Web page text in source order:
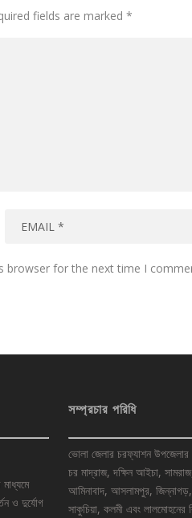
fields are marked *
browser for the next time I
ও দুর্যোগ
সম্প্রচার পরিধি
ভোলা জেলার চরফ্যাশন উপজেলার
চর মাদ্রাজ, দক্ষিন আইচা,
আমিনাবাদ, আসলামপুর, জিন্নাগড়,
সাকুচিয়া, কলমী এবং লালমোহনের